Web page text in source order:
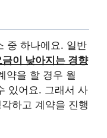
중 하나에요. 일반
이 낮아지는 경향
약을 할 경우 월
있어요. 그래서 사
하고 계약을 진행